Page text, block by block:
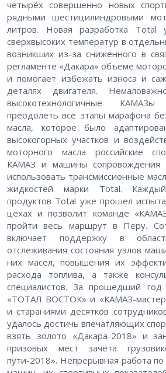
четырёх совершенно новых
рядными шестицилиндровыми
литров. Новая разработка Total
сверхвысоких температур в
возникших из-за сниженного в
регламенте «Дакара» объеме
и помогает избежать износа и
деталях двигателя.
высокотехнологичные
преодолеть все этапы марафона
масла, которое было
высокогорных участков и
моторного масла российские
КАМАЗ и машины сопровождения
использовать трансмиссионные
жидкостей марки Total.
продуктов Total уже прошел
цехах и позволит команде
пройти весь маршрут в Перу.
включает поддержку в
отслеживания состояния узлов
них масел, повышения их
расхода топлива, а также
специалистов. За прошедший год
«ТОТАЛ ВОСТОК» и «КАМАЗ-
и стараниями десятков
удалось достичь впечатляющих
взять золото «Дакара-2018» и
призовых мест зачёта
пути-2018». Непрерывная работа